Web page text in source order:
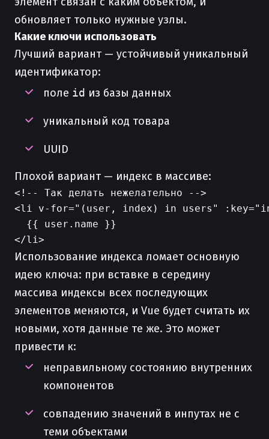
обновляет только нужные узлы.
Какие ключи использовать
Лучший вариант — устойчивый уникальный
идентификатор:
поле id из базы данных
уникальный код товара
UUID
Плохой вариант — индекс в массиве:
<!-- Так делать нежелательно -->
<li v-for="(user, index) in users"
  {{ user.name }}
Использование индекса ломает основную
идею ключа: при вставке в середину
массива индексы всех последующих
элементов меняются, и Vue будет считать их
новыми, хотя данные те же. Это может
привести к:
неправильному состоянию внутренних
компонентов
совпадению значений в инпутах не с
теми объектами